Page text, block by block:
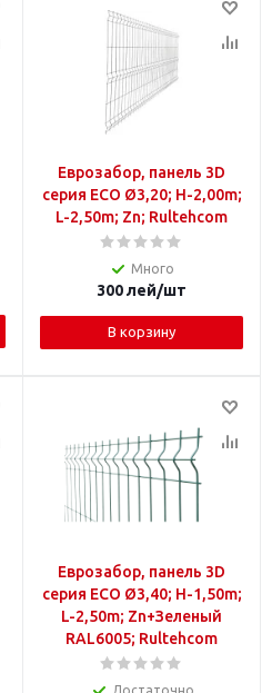
Еврозабор, панель 3D
серия ECO Ø3,20; H-2,00m;
L-2,50m; Zn; Rultehcom
Много
300лей/шт
В корзину
Еврозабор, панель 3D
серия ECO Ø3,40; H-1,50m;
L-2,50m; Zn+Зеленый
RAL6005; Rultehcom